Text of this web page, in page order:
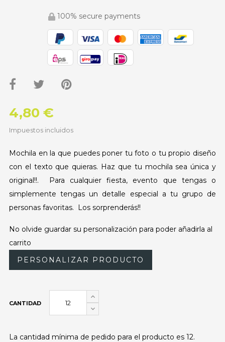
100% secure payments
4,80 €
Impuestos incluidos
Mochila en la que puedes poner tu foto o tu propio diseño
con el texto que quieras. Haz que tu mochila sea única y
original!!. Para cualquier fiesta, evento que tengas o
simplemente tengas un detalle especial a tu grupo de
personas favoritas. Los sorprenderás!!
No olvide guardar su personalización para poder añadirla al
carrito
PERSONALIZAR PRODUCTO
CANTIDAD
La cantidad mínima de pedido para el producto es 12.